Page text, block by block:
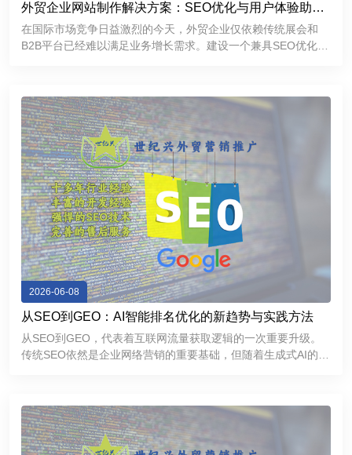
外贸企业网站制作解决方案：SEO优化与用户体验助力
精准获客
在国际市场竞争日益激烈的今天，外贸企业仅依赖传统展会和
B2B平台已经难以满足业务增长需求。建设一个兼具SEO优化能
任感，提高询盘
2026-06-08
从SEO到GEO：AI智能排名优化的新趋势与实践方法
从SEO到GEO，代表着互联网流量获取逻辑的一次重要升级。
传统SEO依然是企业网络营销的重要基础，但随着生成式AI的普